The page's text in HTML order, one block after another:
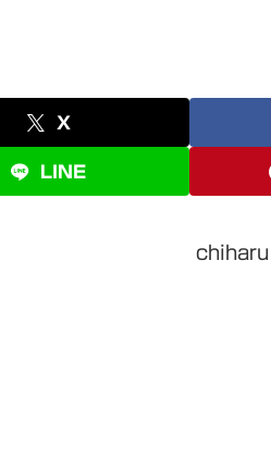
X
LINE